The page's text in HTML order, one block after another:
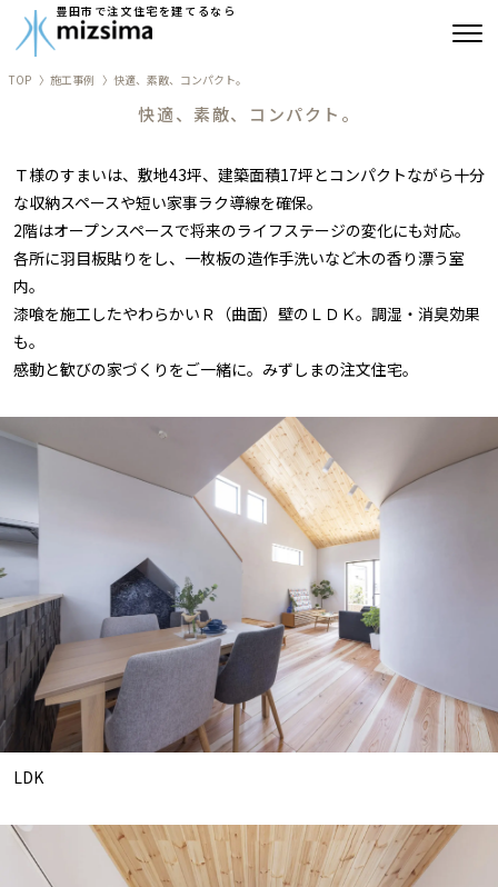
豊田市で注文住宅を建てるなら
リフォーム
古民家再生
建築実績
会社情報
よくあるご質問
イベント情報
資料請求・お問い合わせ
TOP 施工事例 快適、素敵、コンパクト。
快適、素敵、コンパクト。
Ｔ様のすまいは、敷地43坪、建築面積17坪とコンパクトながら十分
な収納スペースや短い家事ラク導線を確保。
2階はオープンスペースで将来のライフステージの変化にも対応。
各所に羽目板貼りをし、一枚板の造作手洗いなど木の香り漂う室
内。
漆喰を施工したやわらかいＲ（曲面）壁のＬＤＫ。調湿・消臭効果
も。
感動と歓びの家づくりをご一緒に。みずしまの注文住宅。
LDK